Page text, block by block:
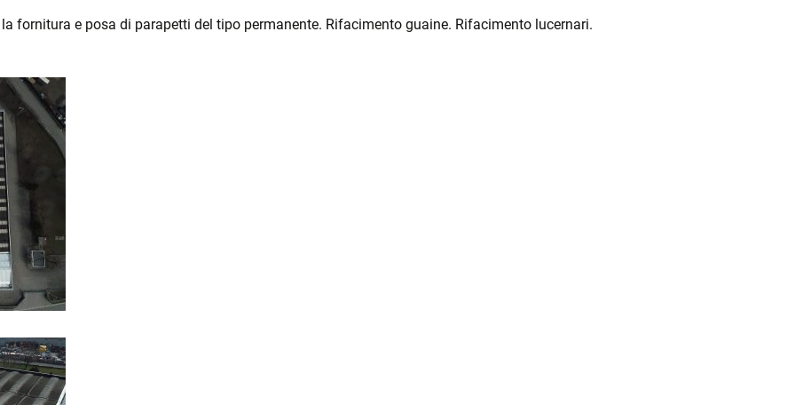
E
E
fornitura e posa di parapetti del tipo permanente. Rifacimento guaine. Rifacimento lucernari.